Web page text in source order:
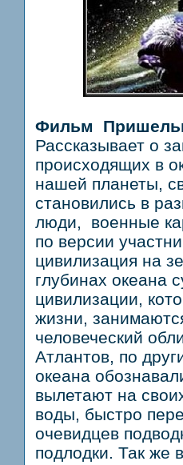
Фильм
Рассказывает о
происходящих в
нашей планеты,
становились в
люди, военные
по версии
цивилизация на
глубинах океана
цивилизации,
жизни,
человеческий
Атлантов, по
океана
вылетают на
воды, быстро
очевидцев
подлодки. Так же